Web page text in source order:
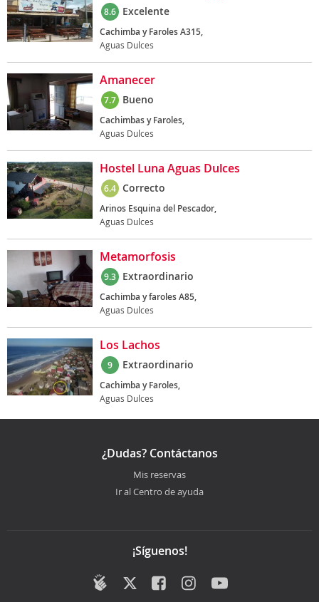
8.6 Excelente
Cachimba y Faroles A315,
Aguas Dulces
Amanecer
7.7 Bueno
Cachimbas y Faroles,
Aguas Dulces
Hostel Luna Aguas Dulces
6.4 Correcto
Arinos Esquina del Pescador,
Aguas Dulces
Metamorfosis
9.3 Extraordinario
Cachimba y faroles A85,
Aguas Dulces
Los Lachos
9 Extraordinario
Cachimba y Faroles,
Aguas Dulces
¿Dudas? Contáctanos
Mis reservas
Ir al Centro de ayuda
¡Síguenos!